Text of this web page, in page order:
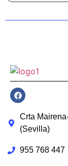
Crta
(Sevilla)
955 768 447